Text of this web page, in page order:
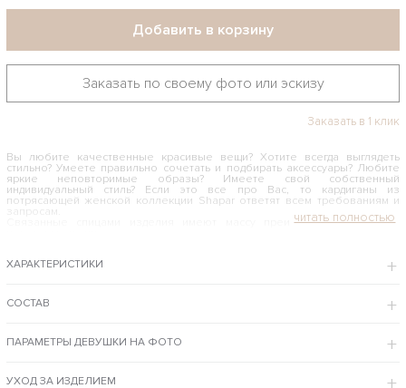
Добавить в корзину
Заказать по своему фото или эскизу
Заказать в 1 клик
Вы любите качественные красивые вещи? Хотите всегда выглядеть
стильно? Умеете правильно сочетать и подбирать аксессуары? Любите
яркие неповторимые образы? Имеете свой собственный
индивидуальный стиль? Если это все про Вас, то кардиганы из
потрясающей женской коллекции Shapar ответят всем требованиям и
запросам.
Связанные спицами изделия имеют массу преимуществ. Вот лишь
• Выполнены из премиальных материалов;
• Легко сочетаются с различными стилями в одежде.
Сюртук женский — шикарное борд
— подойдет в любое время года.
изделие ручной работы будет идеально смотреться вместе со строгой
ХАРАКТЕРИСТИКИ
СОСТАВ
ПАРАМЕТРЫ ДЕВУШКИ НА ФОТО
УХОД ЗА ИЗДЕЛИЕМ